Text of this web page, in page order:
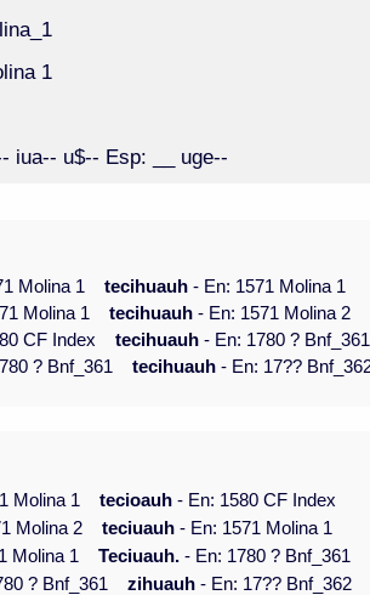
1
iua-- u$-- Esp: __ uge--
Molina 1 tecihuauh- En: 1571 Molina 1
Molina 1 tecihuauh- En: 1571 Molina 2
CF Index tecihuauh- En: 1780 ? Bnf_361
? Bnf_361 tecihuauh- En: 17??
Molina 1 tecioauh - En: 1580 CF Index
Molina 2 teciuauh - En: 1571 Molina 1
Molina 1 Teciuauh. - En: 1780 ? Bnf_361
? Bnf_361 zihuauh - En: 17?? Bnf_362